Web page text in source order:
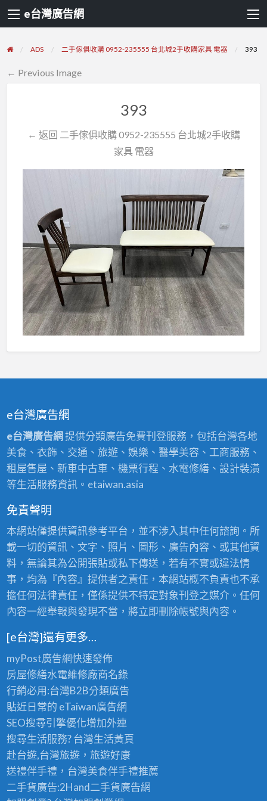
e台灣廣告網
ADS 二手傢俱收購 0952-235555 台北城2手收購家具 電器 393
← Previous Image
393
← 返回 二手傢俱收購 0952-235555 台北城2手收購
家具 電器
e台灣廣告網
e台灣廣告網提供分類廣告免費刊登服務，包括台灣各地
美食、衣飾、交通、旅遊、娛樂、醫學美容、工商服務、
租屋售屋、新車中古車、機票行程、水電修繕、設計裝潢
等生活服務資訊。etaiwan.asia
免責聲明
本網站僅提供資訊參考平台，並不涉入其中任何諮詢。所
載一切的資訊、文字、照片、圖形、廣告內容、或其他資
料，無論其為公開張貼或私下傳送，若有不實或違法情
事，均為『內容』提供者之責任，本網站概不負責也不承
擔任何法律責任，僅係提供不特定對象刊登之媒介。任何
內容一經舉報與發現不當，將立即刪除帳號與內容。
[e台灣]還有更多…
myPost廣告網快速發佈
房屋修繕水電維修廠商名錄
行銷必用:台灣B2B分類廣告
貼近日常的 eTaiwan廣告網
SEO搜尋引擎優化增加外連
搜尋生活服務? 台灣生活黃頁
赴台遊,台灣旅遊，旅遊好康
送禮伴手禮，台灣美食伴手禮推薦
二手貨廣告:2Hand二手貨廣告網